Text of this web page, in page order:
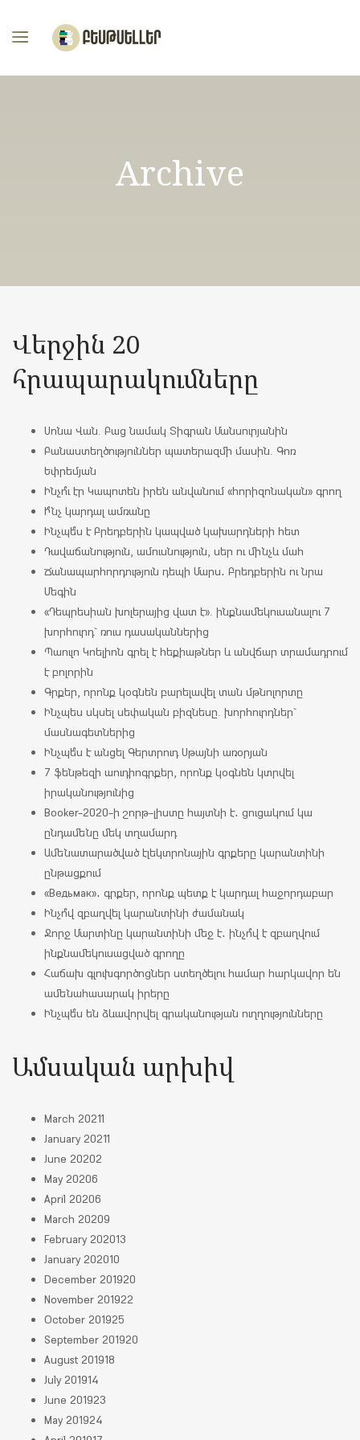
Archive
Վերջին 20
հրապարակումները
Սոնա Վան. Բաց նամակ Տիգրան Մանսուրյանին
Բանաստեղծություններ պատերազմի մասին. Գոռ
Եփրեմյան
Ինչո՞ւ էր Կապոտեն իրեն անվանում «հորիզոնական» գրող
Ի՞նչ կարդալ ամռանը
Ինչպե՞ս է Բրեդբերին կապված կախարդների հետ
Դավաճանություն, ամուսնություն, սեր ու մինչև մահ
Ճանապարհորդություն դեպի Մարս․ Բրեդբերին ու նրա
Մեգին
«Դեպրեսիան խոլերայից վատ է». ինքնամեկուսանալու 7
խորհուրդ` ռուս դասականներից
Պաուլո Կոելիոն գրել է հեքիաթներ և անվճար տրամադրում
է բոլորին
Գրքեր, որոնք կօգնեն բարելավել տան մթնոլորտը
Ինչպես սկսել սեփական բիզնեսը. խորհուրդներ`
մասնագետներից
Ինչպե՞ս է անցել Գերտրուդ Սթայնի առօրյան
7 ֆենթեզի աուդիոգրքեր, որոնք կօգնեն կտրվել
իրականությունից
Booker-2020-ի շորթ-լիստը հայտնի է․ ցուցակում կա
ընդամենը մեկ տղամարդ
Ամենատարածված էլեկտրոնային գրքերը կարանտինի
ընթացքում
«Ведьмак»․ գրքեր, որոնք պետք է կարդալ հաջորդաբար
Ինչո՞վ զբաղվել կարանտինի ժամանակ
Ջորջ Մարտինը կարանտինի մեջ է․ ինչո՞վ է զբաղվում
ինքնամեկուսացված գրողը
Հաճախ գլուխգործոցներ ստեղծելու համար հարկավոր են
ամենահասարակ իրերը
Ինչպե՞ս են ձևավորվել գրականության ուղղությունները
Ամսական արխիվ
March 20211
January 20211
June 20202
May 20206
April 20206
March 20209
February 202013
January 202010
December 201920
November 201922
October 201925
September 201920
August 201918
July 201914
June 201923
May 201924